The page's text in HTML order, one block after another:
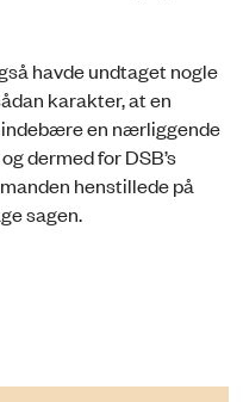
havde undtaget nogle
karakter, at en
en nærliggende
dermed for DSB’s
henstillede på
sagen.